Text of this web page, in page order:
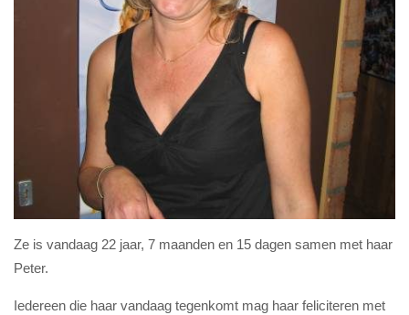
Ze is vandaag 22 jaar, 7 maanden en 15 dagen samen met haar
Peter.
Iedereen die haar vandaag tegenkomt mag haar feliciteren met